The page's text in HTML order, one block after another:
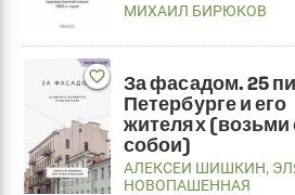
МИХАИЛ БИРЮКОВ
favorite_border
За фасадом. 25
Петербурге и его
жителях (возьми
собои)
АЛЕКСЕИ ШИШКИН,
НОВОПАШЕННАЯ